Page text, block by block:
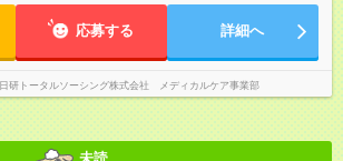
応募する 詳細へ
日研トータルソーシング株式会社 メディカルケア事業部